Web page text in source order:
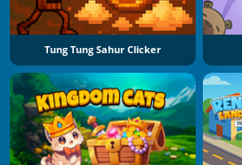
Tung Tung Sahur Clicker